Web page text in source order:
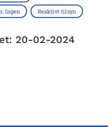
Ingen Reaktivt tilsyn
20-02-2024